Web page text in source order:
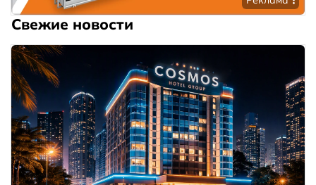
Свежие новости